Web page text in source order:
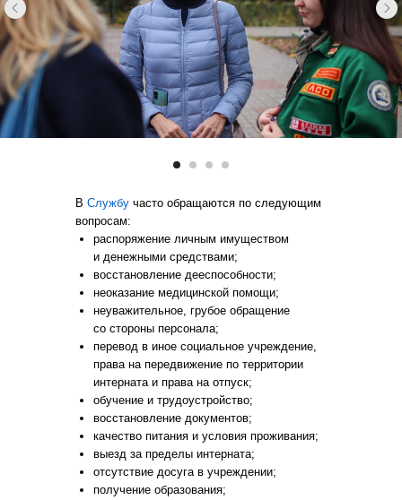
В Службу часто обращаются по следующим
вопросам:
распоряжение личным имуществом
и денежными средствами;
восстановление дееспособности;
неоказание медицинской помощи;
неуважительное, грубое обращение
со стороны персонала;
перевод в иное социальное учреждение,
права на передвижение по территории
интерната и права на отпуск;
обучение и трудоустройство;
восстановление документов;
качество питания и условия проживания;
выезд за пределы интерната;
отсутствие досуга в учреждении;
получение образования;